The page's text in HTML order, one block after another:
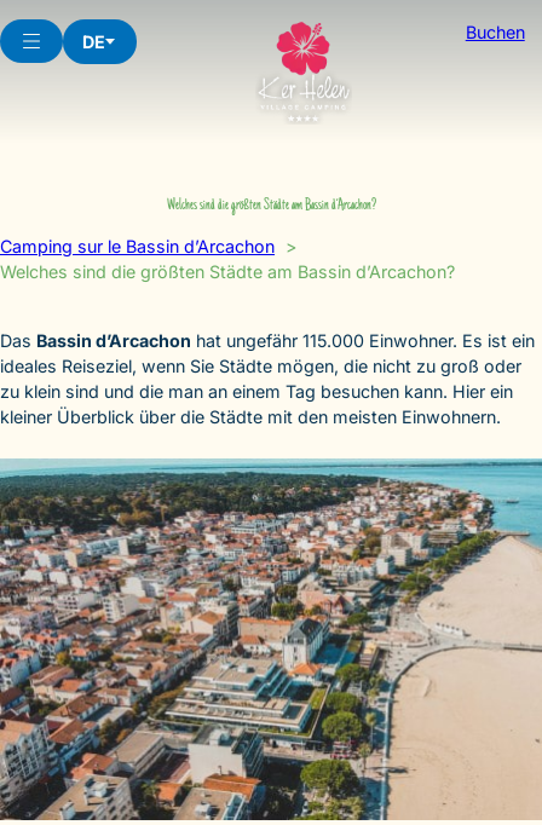
to
content
DE Buchen
Welches sind die größten Städte am Bassin d’Arcachon?
Camping sur le Bassin d’Arcachon
Welches sind die größten Städte am Bassin d’Arcachon?
Das Bassin d’Arcachon hat ungefähr 115.000 Einwohner. Es ist ein
ideales Reiseziel, wenn Sie Städte mögen, die nicht zu groß oder
zu klein sind und die man an einem Tag besuchen kann. Hier ein
kleiner Überblick über die Städte mit den meisten Einwohnern.